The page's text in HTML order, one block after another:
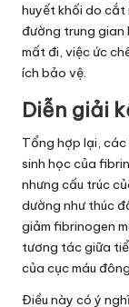
huyết khối do cắt
đường trung gian
mất đi, việc ức
ích bảo vệ.
Diễn giải
Tổng hợp lại, các
sinh học của
nhưng cấu trúc
dường như thúc
giảm fibrinogen
tương tác giữa
của cục máu
Điều này có ý